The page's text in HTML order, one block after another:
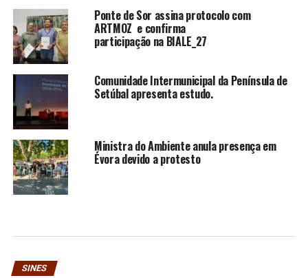
Ponte de Sor assina protocolo com
ARTMOZ e confirma
participação na BIALE_27
Comunidade Intermunicipal da Península de
Setúbal apresenta estudo.
Ministra do Ambiente anula presença em
Évora devido a protesto
SINES